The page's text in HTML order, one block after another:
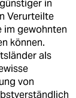
in
Verurteilte
im gewohnten
können.
als
von